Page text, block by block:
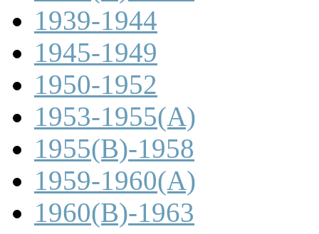
1939-1944
1945-1949
1950-1952
1953-1955(A)
1955(B)-1958
1959-1960(A)
1960(B)-1963